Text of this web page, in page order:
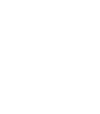
[Hauptstoff]